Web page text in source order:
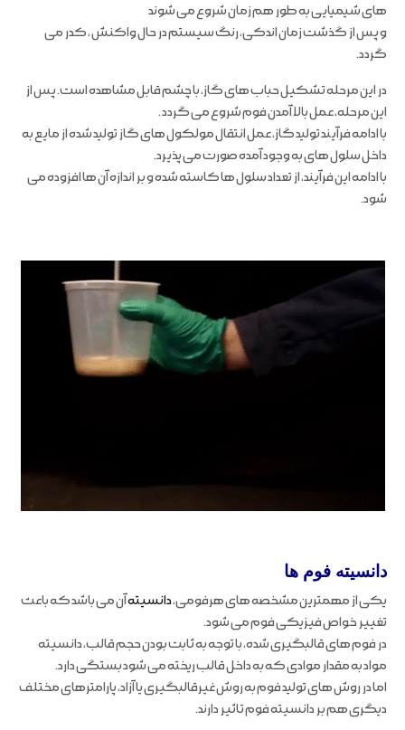
های شیمیایی به طور هم زمان شروع می شوند
و پس از گذشت زمان اندکی، رنگ سیستم در حال واکنش ، کدر می
گردد.
در این مرحله تشکیل حباب های گاز، با چشم قابل مشاهده است. پس از
این مرحله، عمل بالا آمدن فوم شروع می گردد .
با ادامه فرآیند تولید گاز، عمل انتقال مولکول های گاز تولید شده از مایع به
داخل سلول های به وجود آمده صورت می پذیرد.
با ادامه این فرآیند، از تعداد سلول ها کاسته شده و بر اندازه آن ها افزوده می
شود.
دانسیته فوم ها
یکی از مهمترین مشخصه های هرفومی،دانسیتهآن می باشد که باعث
تغییر خواص فیزیکی فوم می شود.
در فوم های قالبگیری شده، با توجه به ثابت بودن حجم قالب، دانسیته
مواد به مقدار موادی که به داخل قالب ریخته می شود بستگی دارد.
اما در روش های تولید فوم به روش غیرقالبگیری یا آزاد، پارامترهای مختلف
دیگری هم بر دانسیته فوم تاثیر دارند.